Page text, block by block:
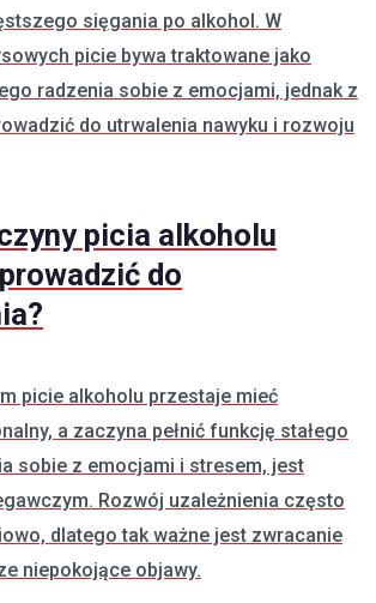
sięgania po alkohol. W
picie bywa traktowane jako
radzenia sobie z emocjami, jednak z
do utrwalenia nawyku i rozwoju
picia alkoholu
do
picie alkoholu przestaje mieć
a zaczyna pełnić funkcję stałego
sobie z emocjami i stresem, jest
Rozwój uzależnienia często
dlatego tak ważne jest zwracanie
niepokojące objawy.